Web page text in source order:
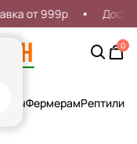
от 999р
0
ФермерамРептилии